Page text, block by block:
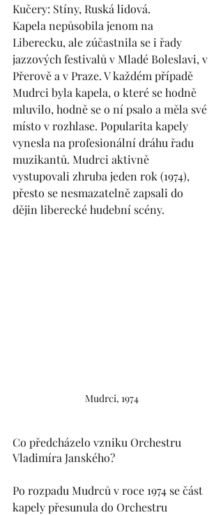
Kučery: Stíny, Ruská lidová.
Kapela nepůsobila jenom na
Liberecku, ale zúčastnila se i řady
jazzových festivalů v Mladé Boleslavi, v
Přerově a v Praze. V každém případě
Mudrci byla kapela, o které se hodně
mluvilo, hodně se o ní psalo a měla své
místo v rozhlase. Popularita kapely
vynesla na profesionální dráhu řadu
muzikantů. Mudrci aktivně
vystupovali zhruba jeden rok (1974),
přesto se nesmazatelně zapsali do
dějin liberecké hudební scény.
Mudrci, 1974
Co předcházelo vzniku Orchestru
Vladimíra Janského?
Po rozpadu Mudrců v roce 1974 se část
kapely přesunula do Orchestru